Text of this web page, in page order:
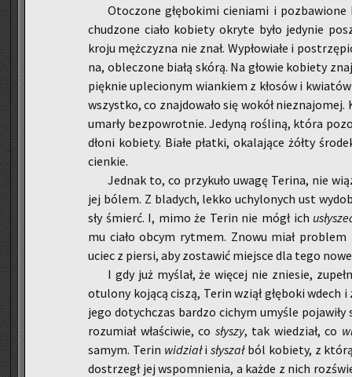
Oto­czo­ne głę­bo­ki­mi cie­nia­mi i
chu­dzo­ne ciało ko­bie­ty okry­te było je­dy­nie
kroju męż­czy­zna nie znał. Wy­pło­wia­łe i
na, ob­le­czo­ne białą skórą. Na gło­wie ko­bie­ty
pięk­nie uple­cio­nym wian­kiem z kło­sów i
wszyst­ko, co znaj­do­wa­ło się wokół nie­zna­jo­mej.
umar­ły bez­pow­rot­nie. Je­dy­ną ro­śli­ną, która
dłoni ko­bie­ty. Białe płat­ki, oka­la­ją­ce żółty
cien­kie.
Jed­nak to, co przy­ku­ło uwagę Te­ri­na, nie
jej bólem. Z bla­dych, lekko uchy­lo­nych ust
sły śmierć. I, mimo że Terin nie mógł ich
mu ciało obcym ryt­mem. Znowu miał pro­blem
uciec z pier­si, aby zo­sta­wić miej­sce dla tego
I gdy już my­ślał, że wię­cej nie znie­sie,
otu­lo­ny ko­ją­cą ciszą, Terin wziął głę­bo­ki wdech i
jego do­tych­czas bar­dzo ci­chym umy­śle
ro­zu­miał wła­ści­wie, co sły­szy, tak wie­dział, co
samym. Terin wi­działisły­szałból ko­bie­ty, z którą
do­strzegł jej wspo­mnie­nia, a każde z nich